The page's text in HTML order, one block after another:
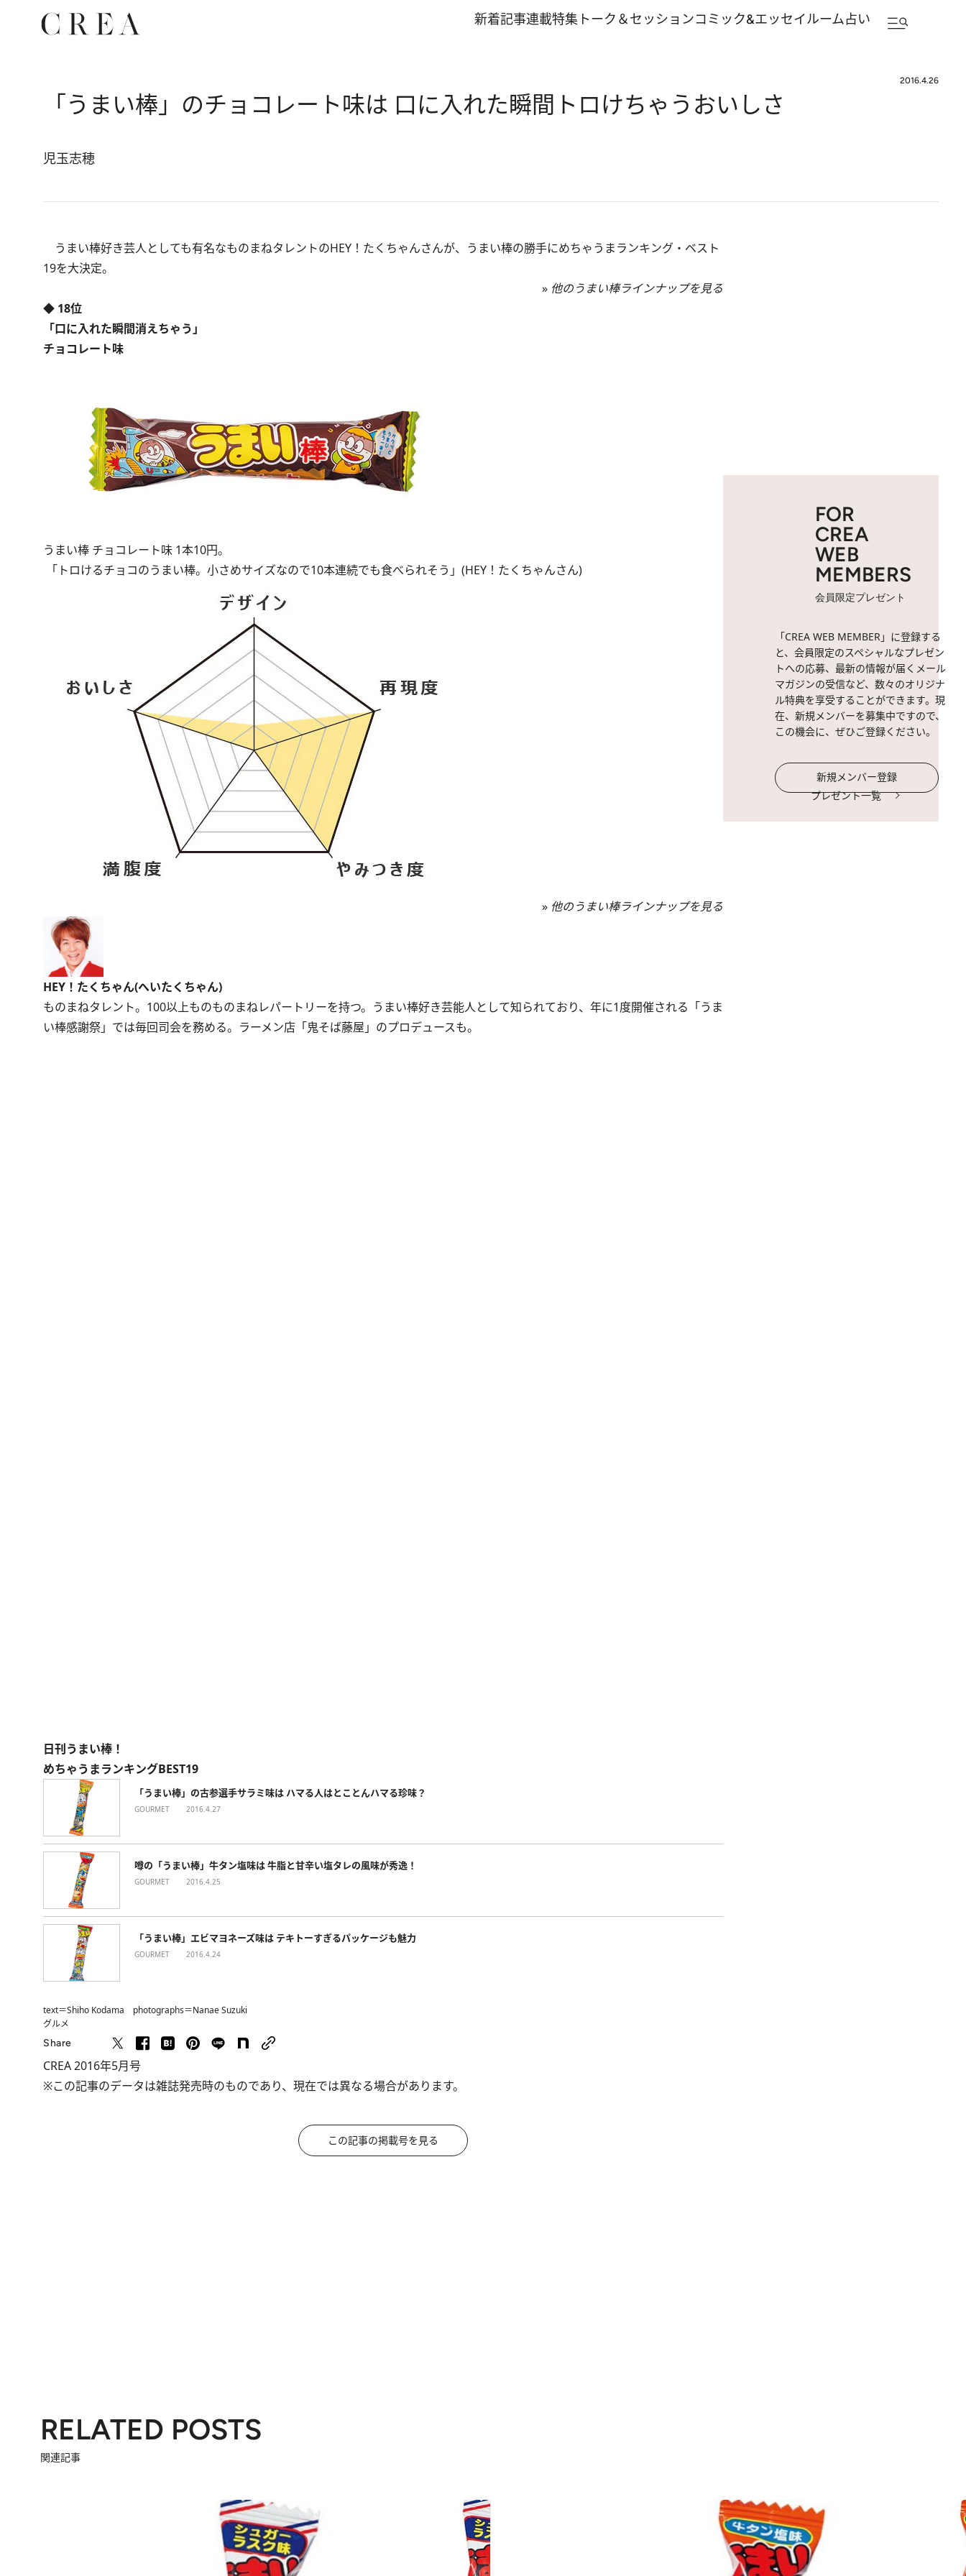
新着記事連載特集 トーク＆セッションコミック&エッセイルーム占い
2016.4.26
「うまい棒」のチョコレート味は 口に入れた瞬間トロけちゃうおいしさ
児玉志穂
うまい棒好き芸人としても有名なものまねタレントのHEY！たくちゃんさんが、うまい棒の勝手にめちゃうまランキング・ベスト
19を大決定。
» 他のうまい棒ラインナップを見る
◆ 18位
「口に入れた瞬間消えちゃう」
チョコレート味
うまい棒 チョコレート味 1本10円。
「トロけるチョコのうまい棒。小さめサイズなので10本連続でも食べられそう」(HEY！たくちゃんさん)
» 他のうまい棒ラインナップを見る
HEY！たくちゃん(へいたくちゃん)
ものまねタレント。100以上ものものまねレパートリーを持つ。うまい棒好き芸能人として知られており、年に1度開催される「うま
い棒感謝祭」では毎回司会を務める。ラーメン店「鬼そば藤屋」のプロデュースも。
日刊うまい棒！
めちゃうまランキングBEST19
「うまい棒」の古参選手サラミ味は ハマる人はとことんハマる珍味？
GOURMET 2016.4.27
噂の「うまい棒」牛タン塩味は 牛脂と甘辛い塩タレの風味が秀逸！
GOURMET 2016.4.25
「うまい棒」エビマヨネーズ味は テキトーすぎるパッケージも魅力
GOURMET 2016.4.24
text＝Shiho Kodama photographs＝Nanae Suzuki
グルメ
Share
CREA 2016年5月号
※この記事のデータは雑誌発売時のものであり、現在では異なる場合があります。
この記事の掲載号を見る
FOR
CREA
WEB
MEMBERS
会員限定プレゼント
「CREA WEB MEMBER」に登録する
と、会員限定のスペシャルなプレゼン
トへの応募、最新の情報が届くメール
マガジンの受信など、数々のオリジナ
ル特典を享受することができます。現
在、新規メンバーを募集中ですので、
この機会に、ぜひご登録ください。
新規メンバー登録
プレゼント一覧
RELATED POSTS
関連記事